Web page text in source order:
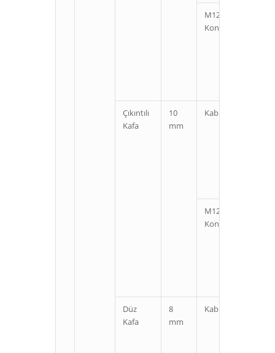
M12
Konnektörlü
Çıkıntılı
Kafa
10
mm
Kablolu
M12
Konnektörlü
Düz
Kafa
8
mm
Kablolu